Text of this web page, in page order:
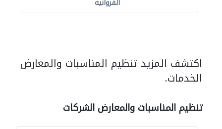
الفروانية
اكتشف المزيد تنظيم المناسبات والمعارض
الخدمات.
تنظيم المناسبات والمعارض الشركات